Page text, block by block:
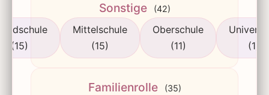
Sonstige
(42)
(15)
Mittelschule
(15)
Oberschule
(11)
(1)
Familienrolle (35)